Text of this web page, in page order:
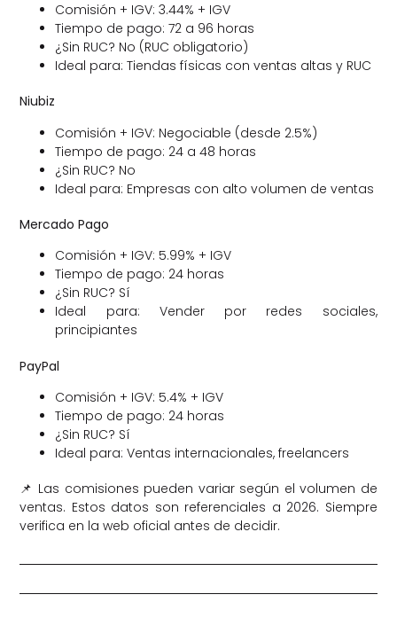
Comisión + IGV: 3.44% + IGV
Tiempo de pago: 72 a 96 horas
¿Sin RUC? No (RUC obligatorio)
Ideal para: Tiendas físicas con ventas altas y RUC
Niubiz
Comisión + IGV: Negociable (desde 2.5%)
Tiempo de pago: 24 a 48 horas
¿Sin RUC? No
Ideal para: Empresas con alto volumen de ventas
Mercado Pago
Comisión + IGV: 5.99% + IGV
Tiempo de pago: 24 horas
¿Sin RUC? Sí
Ideal para: Vender por redes sociales,
principiantes
PayPal
Comisión + IGV: 5.4% + IGV
Tiempo de pago: 24 horas
¿Sin RUC? Sí
Ideal para: Ventas internacionales, freelancers
📌 Las comisiones pueden variar según el volumen de
ventas. Estos datos son referenciales a 2026. Siempre
verifica en la web oficial antes de decidir.